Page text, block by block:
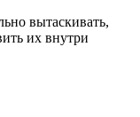
вытаскивать,
их внутри